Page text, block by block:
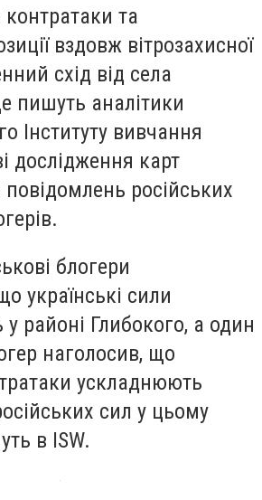
та
вздовж вітрозахисної
схід від села
пишуть аналітики
Інституту вивчання
дослідження карт
російських
блогери
українські сили
районі Глибокого, а один
наголосив, що
ускладнюють
сил у цьому
в ISW.